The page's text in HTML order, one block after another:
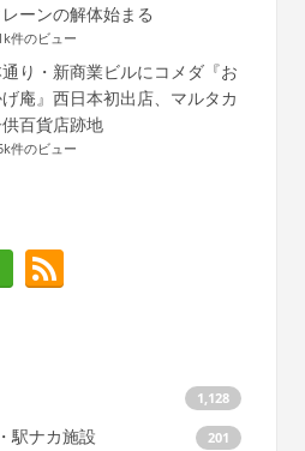
ーンの解体始まる
件のビュー
り・新商業ビルにコメダ『お
庵』西日本初出店、マルタカ
百貨店跡地
件のビュー
1,128
駅ナカ施設 201